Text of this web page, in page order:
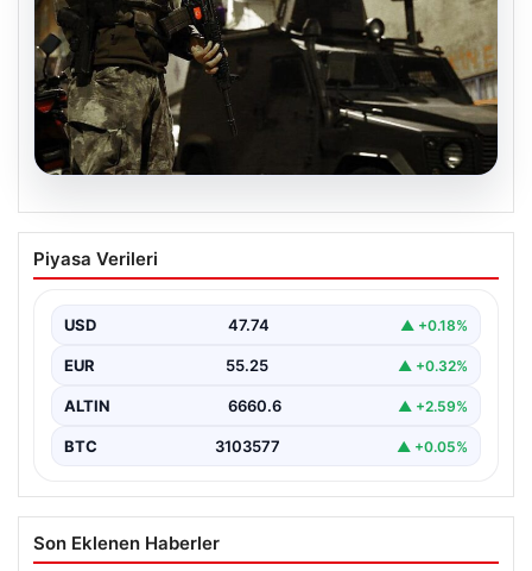
07.08.2026
Türkiye Genelinde DAEŞ’e Karşı Geniş
Kapsamlı Operasyon
yönelik 30 şehirde büyük çaplı bir operasyon
gerçekleştirildi. Jandarma…
Piyasa Verileri
USD 47.74 ▲ +0.18%
EUR 55.25 ▲ +0.32%
ALTIN 6660.6 ▲ +2.59%
BTC 3103577 ▲ +0.05%
Son Eklenen Haberler